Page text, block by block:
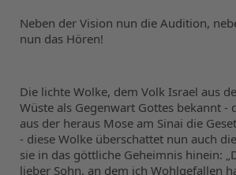
Neben der Vision nun die Audition,
nun das Hören!
Die lichte Wolke, dem Volk Israel aus
Wüste als Gegenwart Gottes bekannt -
aus der heraus Mose am Sinai die
- diese Wolke überschattet nun auch
sie in das göttliche Geheimnis hinein:
lieber Sohn, an dem ich Wohlgefallen